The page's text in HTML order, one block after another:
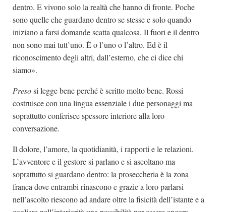
dentro. E vivono solo la realtà che hanno di fronte. Poche
sono quelle che guardano dentro se stesse e solo quando
iniziano a farsi domande scatta qualcosa. Il fuori e il dentro
non sono mai tutt’uno. È o l’uno o l’altro. Ed è il
riconoscimento degli altri, dall’esterno, che ci dice chi
siamo».
Presosi legge bene perché è scritto molto bene. Rossi
costruisce con una lingua essenziale i due personaggi ma
soprattutto conferisce spessore interiore alla loro
conversazione.
Il dolore, l’amore, la quotidianità, i rapporti e le relazioni.
L’avventore e il gestore si parlano e si ascoltano ma
soprattutto si guardano dentro: la proseccheria è la zona
franca dove entrambi rinascono e grazie a loro parlarsi
nell’ascolto riescono ad andare oltre la fisicità dell’istante e a